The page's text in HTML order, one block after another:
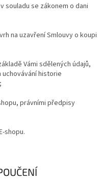
souladu se zákonem o dani
na uzavření Smlouvy o koupi
Vámi sdělených údajů,
uchovávání historie
právními předpisy
shopu.